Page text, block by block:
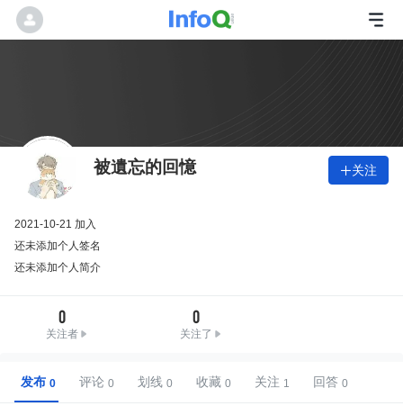
被遺忘的回憶 关注
2021-10-21 加入
还未添加个人签名
还未添加个人简介
0
关注者
0
关注了
发布 评论 划线 收藏 关注 回答